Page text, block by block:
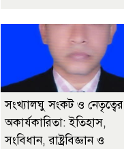
সংখ্যালঘু সংকট ও নেতৃত্বের
অকার্যকারিতা: ইতিহাস,
সংবিধান, রাষ্ট্রবিজ্ঞান ও